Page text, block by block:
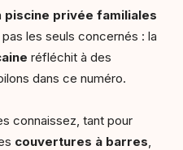
piscine privée familiales
les seuls concernés : la
réfléchit à des
dans ce numéro.
connaissez, tant pour
couvertures à barres